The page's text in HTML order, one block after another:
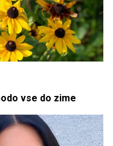
vse do zime